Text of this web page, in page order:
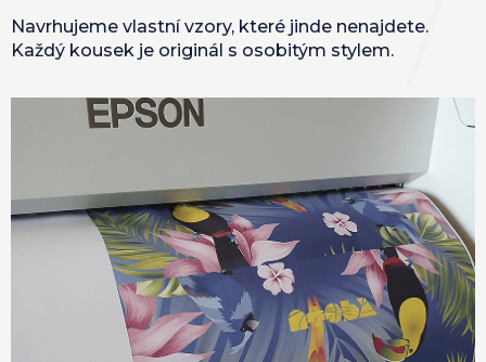
Navrhujeme vlastní vzory, které jinde nenajdete.
Každý kousek je originál s osobitým stylem.